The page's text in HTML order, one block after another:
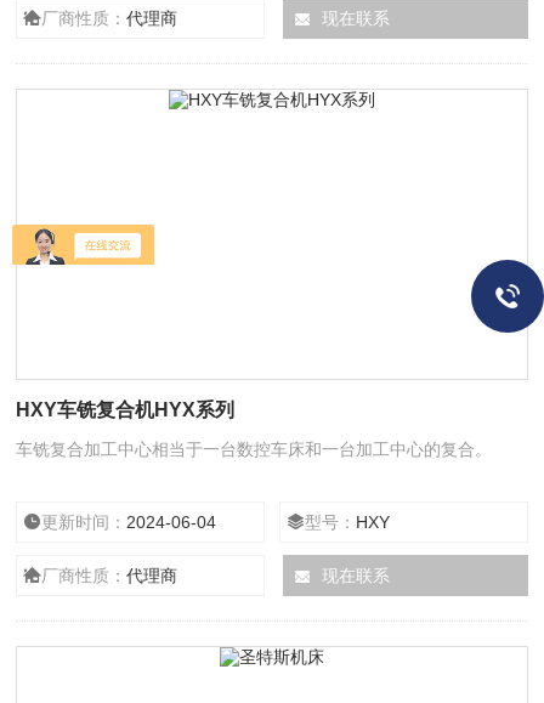
厂商性质：代理商 现在联系
HXY车铣复合机HYX系列
车铣复合加工中心相当于一台数控车床和一台加工中心的复合。
更新时间： 2024-06-04 型号： HXY
厂商性质：代理商 现在联系